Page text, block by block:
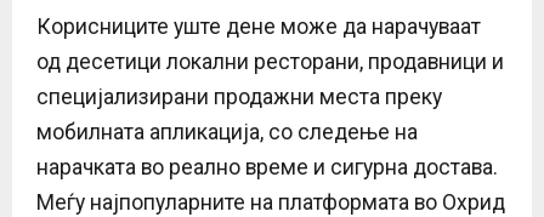
Корисниците уште дене може да нарачуваат
од десетици локални ресторани, продавници и
специјализирани продажни места преку
мобилната апликација, со следење на
нарачката во реално време и сигурна достава.
Меѓу најпопуларните на платформата во Охрид